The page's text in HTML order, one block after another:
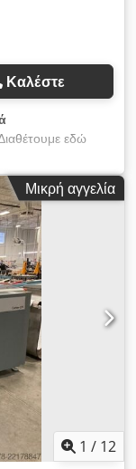
κάθε εισαγωγέα
παράδοσης για
και IMB
είναι
σημάτων
/ IMB που είναι
μας
Καλέστε
εδώ
Dedpfx
σας.
Μικρή αγγελία
1 / 12